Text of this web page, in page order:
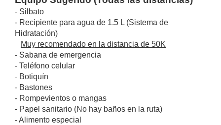
- Silbato
- Recipiente para agua de 1.5 L (Sistema de
Hidratación)
Muy recomendado en la distancia de 50K
- Sabana de emergencia
- Teléfono celular
- Botiquín
- Bastones
- Rompevientos o mangas
- Papel sanitario (No hay baños en la ruta)
- Alimento especial